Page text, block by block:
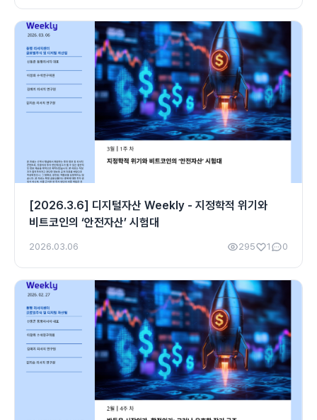
[2026.3.6] 디지털자산 Weekly - 지정학적 위기와
비트코인의 ‘안전자산’ 시험대
2026.03.06 295 1 0